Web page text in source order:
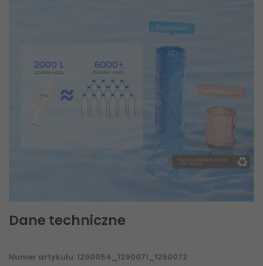
Dane techniczne
Numer artykułu: 1290054_1290071_1290072